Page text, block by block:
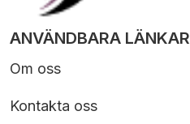
ANVÄNDBARA LÄNKAR
Om oss
Kontakta oss